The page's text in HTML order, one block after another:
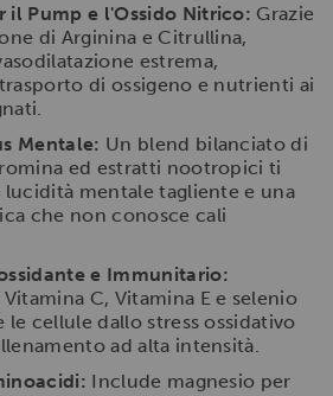
il Pump e l'Ossido Nitrico: Grazie
di Arginina e Citrullina,
estrema,
di ossigeno e nutrienti ai
Mentale: Un blend bilanciato di
ed estratti nootropici ti
lucidità mentale tagliente e una
che non conosce cali
e Immunitario:
C, Vitamina E e selenio
le cellule dallo stress ossidativo
ad alta intensità.
Include magnesio per